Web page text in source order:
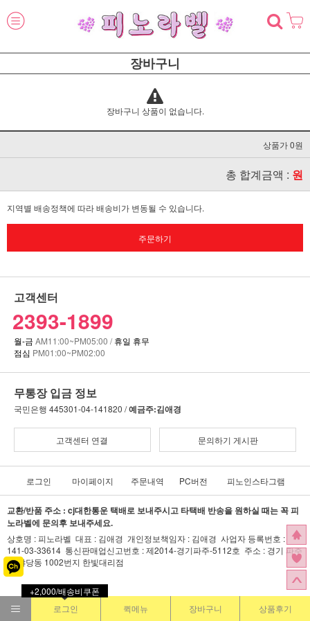
로그인 퀵메뉴 장바구니 상품후기
+2,000/배송비쿠폰
장바구니
장바구니 상품이 없습니다.
상품가 0원
총 합계금액 : 원
지역별 배송정책에 따라 배송비가 변동될 수 있습니다.
주문하기
고객센터
2393-1899
월-금 AM11:00~PM05:00 /휴일 휴무
점심 PM01:00~PM02:00
무통장 입금 정보
국민은행 445301-04-141820 /예금주:김애경
고객센터 연결 문의하기 게시판
로그인 마이페이지 주문내역 PC버전 피노인스타그램
교환/반품 주소 : cj대한통운 택배로 보내주시고 타택배 반송을 원하실 때는 꼭 피
노라벨에 문의후 보내주세요.
상호명 : 피노라벨 대표 : 김애경 개인정보책임자 : 김애경 사업자 등록번호 :
141-03-33614 통신판매업신고번호 : 제2014-경기파주-5112호 주소 : 경기 파주
시 야당동 1002번지 한빛대리점